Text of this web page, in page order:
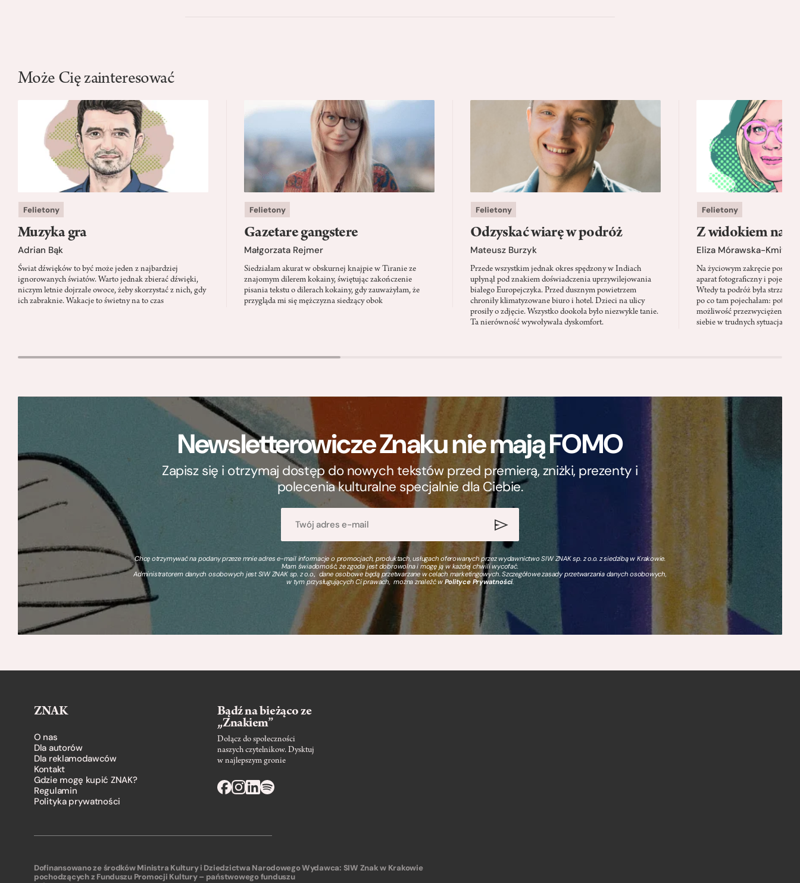
Może Cię zainteresować
Felietony
Muzyka gra
Adrian Bąk
Świat dźwięków to być może jeden z najbardziej
ignorowanych światów. Warto jednak zbierać dźwięki,
niczym letnie dojrzałe owoce, żeby skorzystać z nich, gdy
ich zabraknie. Wakacje to świetny na to czas
Felietony
Gazetare gangstere
Małgorzata Rejmer
Siedziałam akurat w obskurnej knajpie w Tiranie ze
znajomym dilerem kokainy, świętując zakończenie
pisania tekstu o dilerach kokainy, gdy zauważyłam, że
przygląda mi się mężczyzna siedzący obok
Felietony
Odzyskać wiarę w podróż
Mateusz Burzyk
Przede wszystkim jednak okres spędzony w Indiach
upłynął pod znakiem doświadczenia uprzywilejowania
białego Europejczyka. Przed dusznym powietrzem
chroniły klimatyzowane biuro i hotel. Dzieci na ulicy
prosiły o zdjęcie. Wszystko dookoła było niezwykle tanie.
Ta nierówność wywoływała dyskomfort.
Felietony
Z widokiem na
Eliza Mórawska-Kmita
Na życiowym zakręcie
aparat fotograficzny i
Wtedy ta podróż była
po co tam pojechałam:
możliwość przezwyciężenia
siebie w trudnych sytuacjach
Newsletterowicze Znaku nie mają FOMO
Zapisz się i otrzymaj dostęp do nowych tekstów przed premierą, zniżki, prezenty i
polecenia kulturalne specjalnie dla Ciebie.
Chcę otrzymywać na podany przeze mnie adres e-mail informacje o promocjach, produktach, usługach oferowanych przez wydawnictwo SIW ZNAK sp. z o.o. z siedzibą w Krakowie.
Mam świadomość, że zgoda jest dobrowolna i mogę ją w każdej chwili wycofać.
Administratorem danych osobowych jest SIW ZNAK sp. z o.o., dane osobowe będą przetwarzane w celach marketingowych. Szczegółowe zasady przetwarzania danych osobowych,
w tym przysługujących Ci prawach, można znaleźć wPolityce Prywatności.
ZNAK
O nas
Dla autorów
Dla reklamodawców
Kontakt
Gdzie mogę kupić ZNAK?
Regulamin
Polityka prywatności
Bądź na bieżąco ze
„Znakiem”
Dołącz do społeczności
naszych czytelnikow. Dysktuj
w najlepszym gronie
Dofinansowano ze środków Ministra Kultury i Dziedzictwa Narodowego
pochodzących z Funduszu Promocji Kultury – państwowego funduszu
Wydawca: SIW Znak w Krakowie